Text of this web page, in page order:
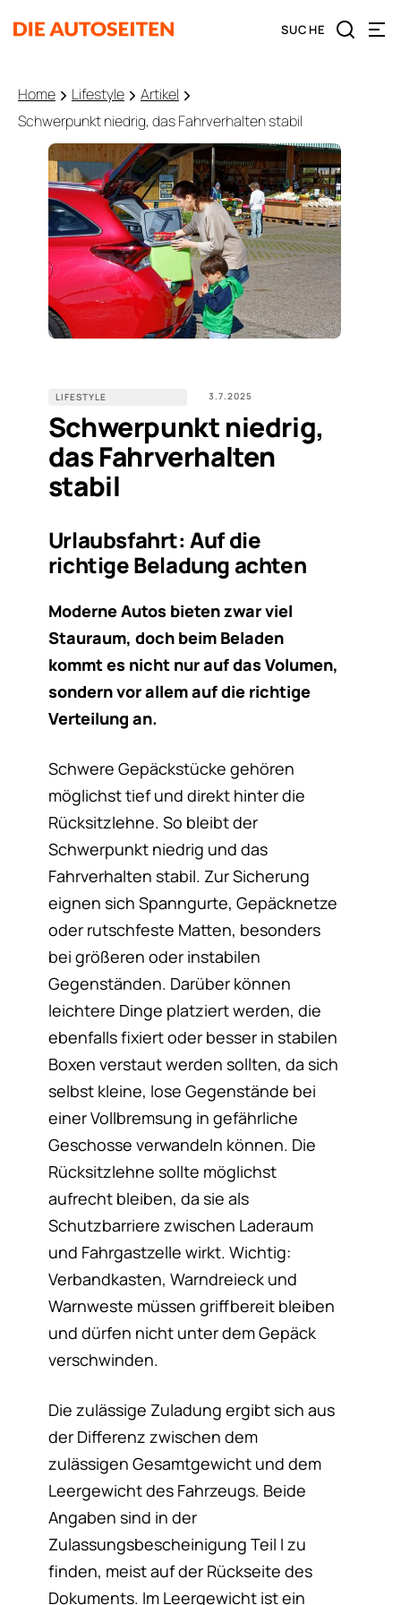
Home Lifestyle
Artikel
Schwerpunkt niedrig, das Fahrverhalten stabil
LIFESTYLE 3.7.2025
Schwerpunkt niedrig,
das Fahrverhalten
stabil
Urlaubsfahrt: Auf die
richtige Beladung achten
Moderne Autos bieten zwar viel
Stauraum, doch beim Beladen
kommt es nicht nur auf das Volumen,
sondern vor allem auf die richtige
Verteilung an.
Schwere Gepäckstücke gehören
möglichst tief und direkt hinter die
Rücksitzlehne. So bleibt der
Schwerpunkt niedrig und das
Fahrverhalten stabil. Zur Sicherung
eignen sich Spanngurte, Gepäcknetze
oder rutschfeste Matten, besonders
bei größeren oder instabilen
Gegenständen. Darüber können
leichtere Dinge platziert werden, die
ebenfalls fixiert oder besser in stabilen
Boxen verstaut werden sollten, da sich
selbst kleine, lose Gegenstände bei
einer Vollbremsung in gefährliche
Geschosse verwandeln können. Die
Rücksitzlehne sollte möglichst
aufrecht bleiben, da sie als
Schutzbarriere zwischen Laderaum
und Fahrgastzelle wirkt. Wichtig:
Verbandkasten, Warndreieck und
Warnweste müssen griffbereit bleiben
und dürfen nicht unter dem Gepäck
verschwinden.
Die zulässige Zuladung ergibt sich aus
der Differenz zwischen dem
zulässigen Gesamtgewicht und dem
Leergewicht des Fahrzeugs. Beide
Angaben sind in der
Zulassungsbescheinigung Teil I zu
finden, meist auf der Rückseite des
Dokuments. Im Leergewicht ist ein